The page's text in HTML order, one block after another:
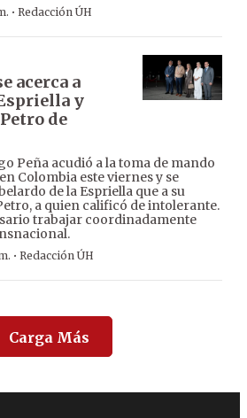
· Redacción ÚH
acerca a
y
de
Peña acudió a la toma de mando
Colombia este viernes y se
de la Espriella que a su
a quien calificó de intolerante.
trabajar coordinadamente
· Redacción ÚH
Carga Más